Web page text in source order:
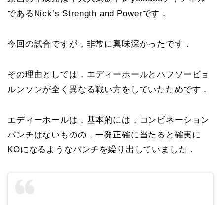
であるNick’s Strength and Powerです．
今回の試合ですが，非常に興味深かったです．
その理由としては，エディーホールとハフソービョ
ルンソンが全く異なる戦い方をしていたためです．
エディーホールは，基本的には，コンビネーション
パンチはないものの，一発正確に当たると確実に
KOになるようなパンチを繰り出していました．